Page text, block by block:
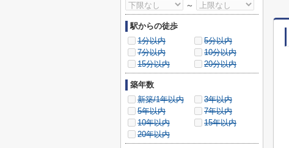
～
駅からの徒歩
1分以内
5分以内
7分以内
10分以内
15分以内
20分以内
築年数
新築/1年以内
3年以内
5年以内
7年以内
10年以内
15年以内
20年以内